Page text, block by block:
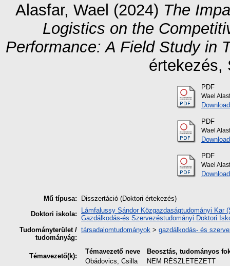
Alasfar, Wael (2024) The
Logistics on the
Performance: A Field Study in
értekezés,
PDF
Wael
PDF
Wael
PDF
Wael
Mű típusa:
Disszertáció (Doktori értekezés)
Doktori iskola:
Lámfalussy Sándor Közgazdaságtudományi Kar
Gazdálkodás-és Szervezéstudományi Doktori
Tudományterület /
tudományág:
társadalomtudományok > gazdálkodás- és
Témavezető(k):
Témavezető neve
Beosztás, tudományos
Obádovics, Csilla
NEM RÉSZLETEZETT